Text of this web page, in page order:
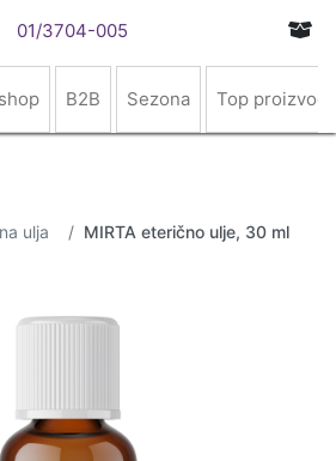
01/3704-005
B2B Sezona Top proizvodi
ulja MIRTA eterično ulje, 30 ml